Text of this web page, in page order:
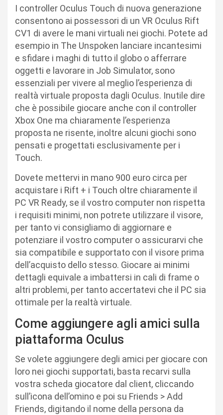
I controller Oculus Touch di nuova generazione
consentono ai possessori di un VR Oculus Rift
CV1 di avere le mani virtuali nei giochi. Potete ad
esempio in The Unspoken lanciare incantesimi
e sfidare i maghi di tutto il globo o afferrare
oggetti e lavorare in Job Simulator, sono
essenziali per vivere al meglio l’esperienza di
realtà virtuale proposta dagli Oculus. Inutile dire
che è possibile giocare anche con il controller
Xbox One ma chiaramente l’esperienza
proposta ne risente, inoltre alcuni giochi sono
pensati e progettati esclusivamente per i
Touch.
Dovete mettervi in mano 900 euro circa per
acquistare i Rift + i Touch oltre chiaramente il
PC VR Ready, se il vostro computer non rispetta
i requisiti minimi, non potrete utilizzare il visore,
per tanto vi consigliamo di aggiornare e
potenziare il vostro computer o assicurarvi che
sia compatibile e supportato con il visore prima
dell’acquisto dello stesso. Giocare ai minimi
dettagli equivale a imbattersi in cali di frame o
altri problemi, per tanto accertatevi che il PC sia
ottimale per la realtà virtuale.
Come aggiungere agli amici sulla
piattaforma Oculus
Se volete aggiungere degli amici per giocare con
loro nei giochi supportati, basta recarvi sulla
vostra scheda giocatore dal client, cliccando
sull’icona dell’omino e poi su Friends > Add
Friends, digitando il nome della persona da